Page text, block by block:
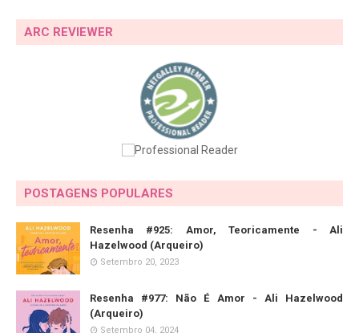
ARC REVIEWER
POSTAGENS POPULARES
Resenha #925: Amor, Teoricamente - Ali
Hazelwood (Arqueiro)
Setembro 20, 2023
Resenha #977: Não É Amor - Ali Hazelwood
(Arqueiro)
Setembro 04, 2024